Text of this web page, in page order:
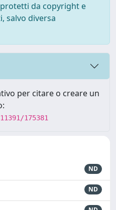
da copyright e
salvo diversa
per citare o creare un
175381
ND
ND